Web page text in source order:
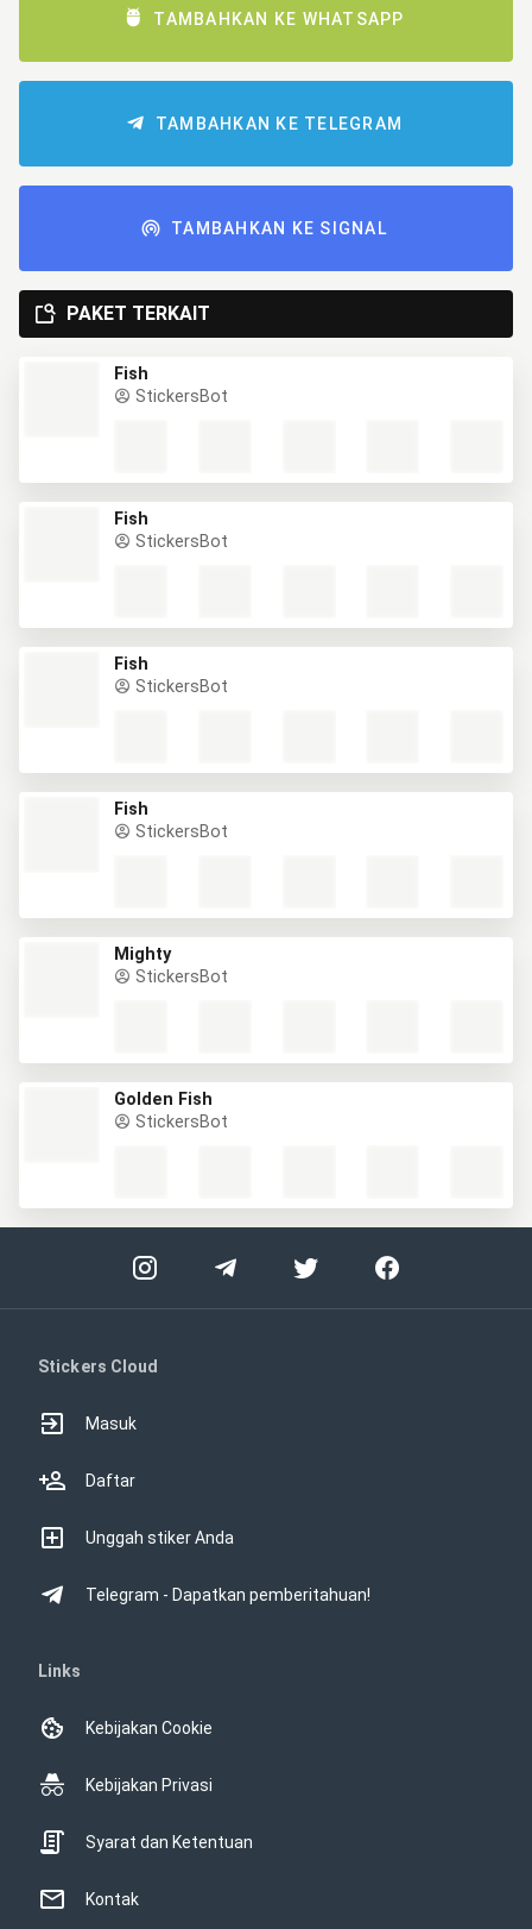
TAMBAHKAN KE WHATSAPP
TAMBAHKAN KE TELEGRAM
TAMBAHKAN KE SIGNAL
PAKET TERKAIT
Fish
StickersBot
Fish
StickersBot
Fish
StickersBot
Fish
StickersBot
Mighty
StickersBot
Golden Fish
StickersBot
Stickers Cloud
Masuk
Daftar
Unggah stiker Anda
Telegram - Dapatkan pemberitahuan!
Links
Kebijakan Cookie
Kebijakan Privasi
Syarat dan Ketentuan
Kontak